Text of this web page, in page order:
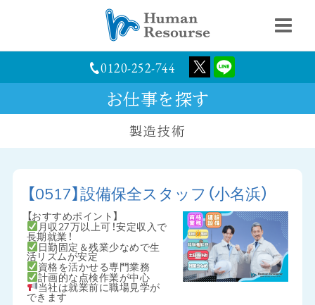
0120-252-744
お仕事を探す
製造技術
【0517】設備保全スタッフ（小名浜）
【おすすめポイント】
月収27万以上可！安定収入で
長期就業！
日勤固定＆残業少なめで生
活リズムが安定
資格を活かせる専門業務
計画的な点検作業が中心
当社は就業前に職場見学が
できます